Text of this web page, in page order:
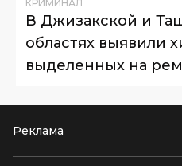
КРИМИНАЛ
В Джизакской и
областях выявили
выделенных на
Реклама